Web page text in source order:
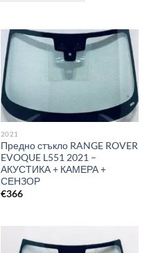
2021
Предно стъкло RANGE ROVER
EVOQUE L551 2021 –
АКУСТИКА + КАМЕРА +
СЕНЗОР
€366